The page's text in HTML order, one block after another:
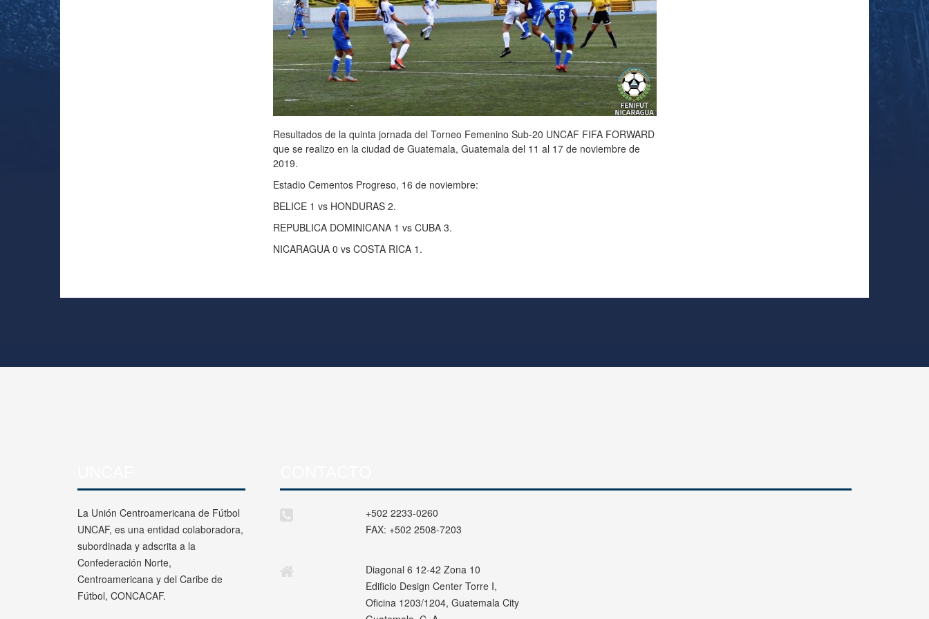
Resultados de la quinta jornada del Torneo Femenino Sub-20 UNCAF FIFA FORWARD
que se realizo en la ciudad de Guatemala, Guatemala del 11 al 17 de noviembre de
2019.
Estadio Cementos Progreso, 16 de noviembre:
BELICE 1 vs HONDURAS 2.
REPUBLICA DOMINICANA 1 vs CUBA 3.
NICARAGUA 0 vs COSTA RICA 1.
La Unión Centroamericana de Fútbol
UNCAF, es una entidad colaboradora,
subordinada y adscrita a la
Confederación Norte,
Centroamericana y del Caribe de
Fútbol, CONCACAF.
+502 2233-0260
FAX: +502 2508-7203
Diagonal 6 12-42 Zona 10
Edificio Design Center Torre I,
Oficina 1203/1204, Guatemala City